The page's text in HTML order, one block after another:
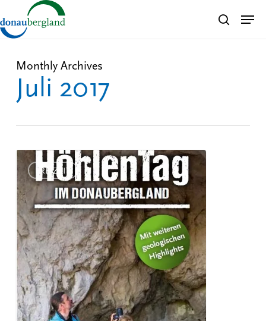
to
main
search
Monthly Archives
Juli 2017
Höhlentag
im
Donaubergland
FREIZEIT